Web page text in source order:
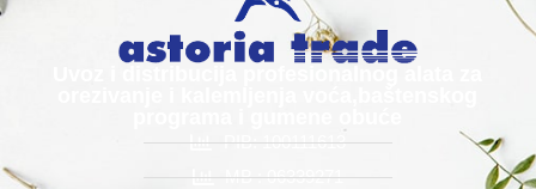
PIB: 100111613
MB : 06339271